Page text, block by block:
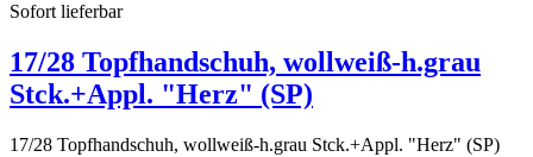
Sofort lieferbar
17/28 Topfhandschuh, wollweiß-h.grau
Stck.+Appl. "Herz" (SP)
17/28 Topfhandschuh, wollweiß-h.grau Stck.+Appl. "Herz" (SP)